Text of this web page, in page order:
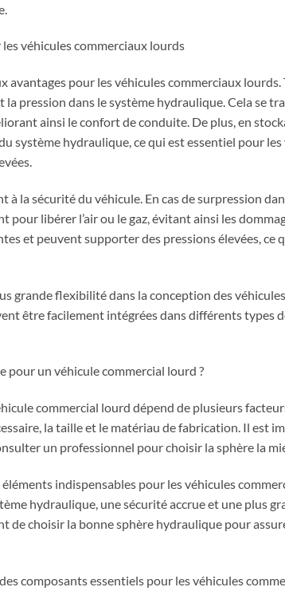
véhicules commerciaux lourds
pour les véhicules commerciaux
pression dans le système hydraulique. Cela se
ainsi le confort de conduite. De plus, en
système hydraulique, ce qui est essentiel pour
la sécurité du véhicule. En cas de surpression
pour libérer l’air ou le gaz, évitant ainsi les
et peuvent supporter des pressions élevées, ce
grande flexibilité dans la conception des
être facilement intégrées dans différents types
pour un véhicule commercial lourd ?
commercial lourd dépend de plusieurs
la taille et le matériau de fabrication. Il est
un professionnel pour choisir la sphère la
indispensables pour les véhicules
hydraulique, une sécurité accrue et une plus
de choisir la bonne sphère hydraulique pour
composants essentiels pour les véhicules